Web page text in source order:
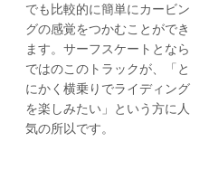
でも比較的に簡単にカービン
グの感覚をつかむことができ
ます。サーフスケートとなら
ではのこのトラックが、「と
にかく横乗りでライディング
を楽しみたい」という方に人
気の所以です。